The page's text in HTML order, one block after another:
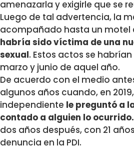
amenazarla y exigirle que se
Luego de tal advertencia, la
acompañado hasta un motel
habría sido víctima de una
sexual. Estos actos se
marzo y junio de aquel año.
De acuerdo con el medio
algunos años cuando, en
independiente le preguntó a
contado a alguien lo ocurrido.
dos años después, con 21
denuncia en la PDI.